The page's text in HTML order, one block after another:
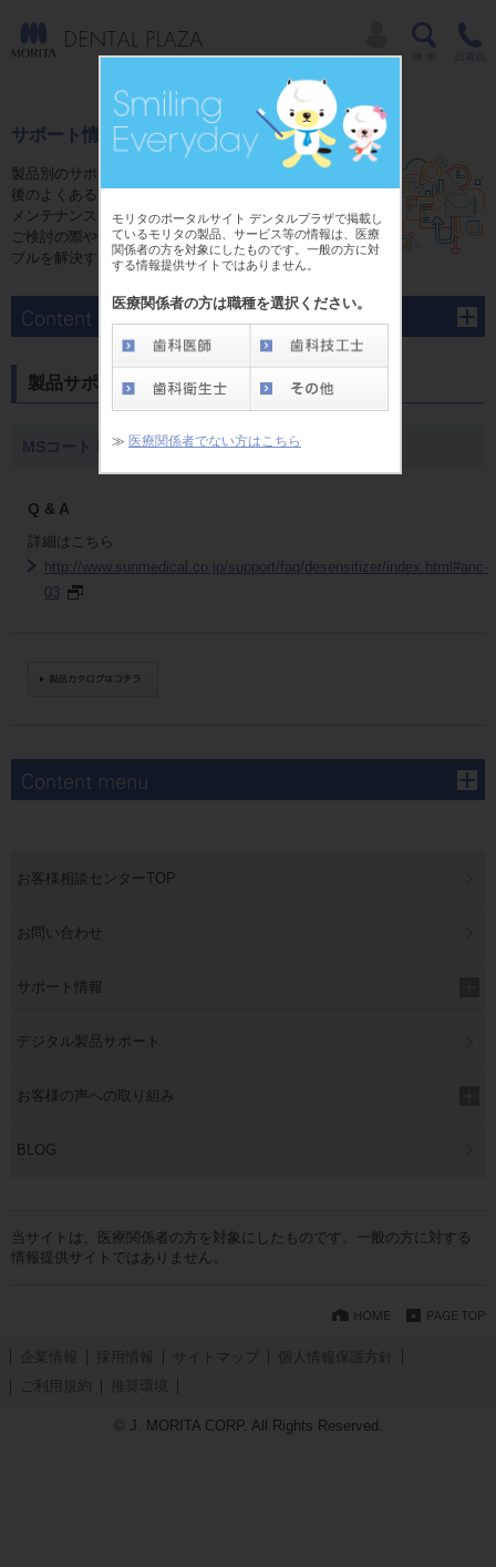
モリタのポータルサイト デンタルプラザで掲載し
ているモリタの製品、サービス等の情報は、医療
関係者の方を対象にしたものです。一般の方に対
する情報提供サイトではありません。
医療関係者の方は職種を選択ください。
≫ 医療関係者でない方はこちら
サポート情報
製品別のサポートページでは、ご購入前やご購入
後のよくあるご質問にお答えするFAQ、修理、
メンテナンスに関する情報をご用意しています。
ご検討の際や、ご購入後のさまさまな疑問やトラ
ブルを解決する為にご活用ください。
製品サポート
MSコート F
Q & A
詳細はこちら
http://www.sunmedical.co.jp/support/faq/desensitizer/index.html#anc-
03
お客様相談センターTOP
お問い合わせ
サポート情報
デジタル製品サポート
お客様の声への取り組み
BLOG
当サイトは、医療関係者の方を対象にしたものです。一般の方に対する
情報提供サイトではありません。
企業情報 採用情報 サイトマップ
個人情報保護方針
ご利用規約
推奨環境
© J. MORITA CORP. All Rights Reserved.